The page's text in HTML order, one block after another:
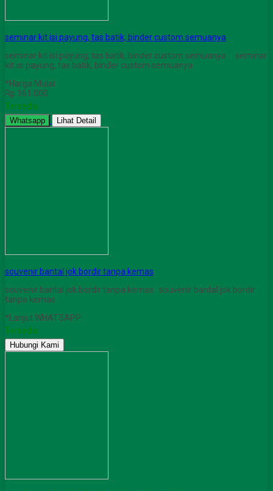
seminar kit isi payung, tas batik, binder custom semuanya
seminar kit isi payung, tas batik, binder custom semuanya seminar
kit isi payung, tas batik, binder custom semuanya
*Harga Mulai
Rp 161.000
Tersedia
Whatsapp Lihat Detail
souvenir bantal jok bordir tanpa kemas
souvenir bantal jok bordir tanpa kemas souvenir bantal jok bordir
tanpa kemas
*Lanjut WHATSAPP
Tersedia
Hubungi Kami